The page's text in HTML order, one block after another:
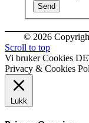
Send
© 2026
Scroll to top
Vi bruker Cookies
Privacy & Cookies
Lukk